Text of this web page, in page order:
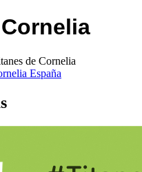
de Cornelia
España